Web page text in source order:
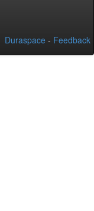
Duraspace - Feedback